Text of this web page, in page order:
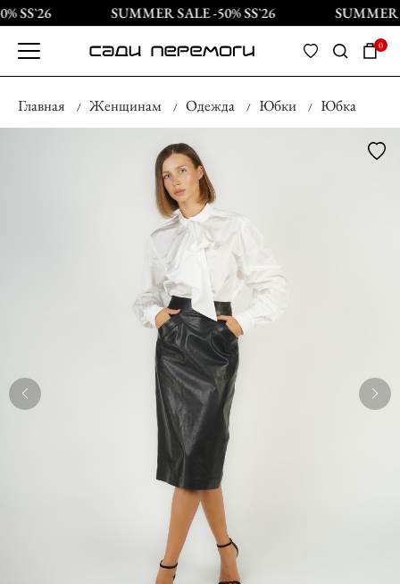
SS`26 SUMMER SALE -50% SS`26 SUMMER
0
Главная Женщинам Одежда Юбки Юбка